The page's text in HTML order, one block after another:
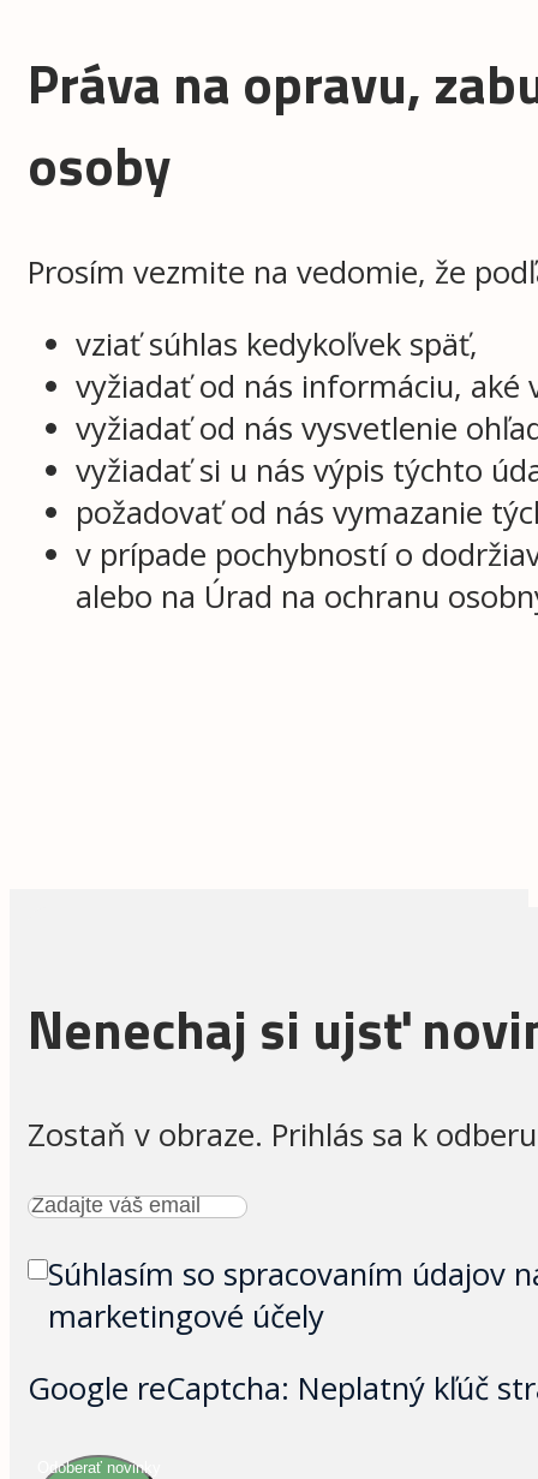
Práva na opravu,
osoby
Prosím vezmite na vedomie, že
vziať súhlas kedykoľvek späť,
vyžiadať od nás informáciu, aké
vyžiadať od nás vysvetlenie
vyžiadať si u nás výpis týchto
požadovať od nás vymazanie
v prípade pochybností o
alebo na Úrad na ochranu
Nenechaj si ujsť
Zostaň v obraze. Prihlás sa k
Súhlasím so spracovaním údajov
marketingové účely
Google reCaptcha: Neplatný kľúč
Odoberať novinky